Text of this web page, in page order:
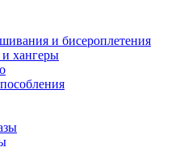
и бисероплетения
хангеры